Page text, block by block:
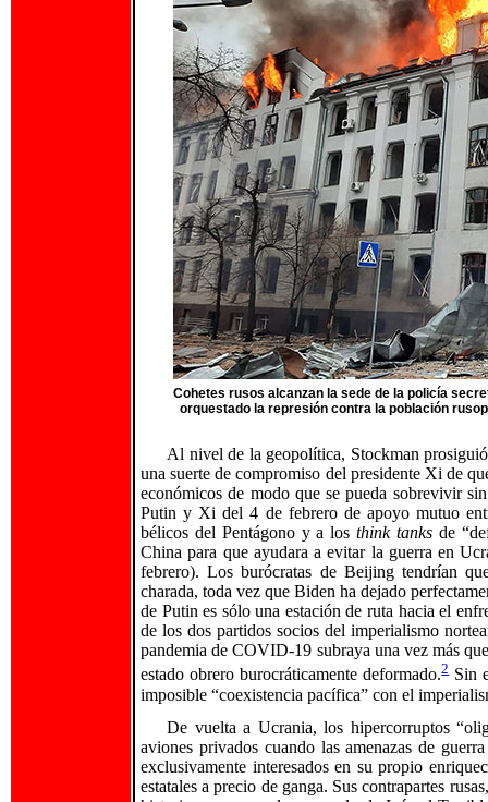
Cohetes rusos alcanzan la sede de la policía
orquestado la represión contra la población
Al nivel de la geopolítica, Stockman
una suerte de compromiso del presidente Xi de
económicos de modo que se pueda sobrevivir
Putin y Xi del 4 de febrero de apoyo mutuo
bélicos del Pentágono y a losthink tanks de
China para que ayudara a evitar la guerra en
febrero). Los burócratas de Beijing tendrían
charada, toda vez que Biden ha dejado
de Putin es sólo una estación de ruta hacia el
de los dos partidos socios del imperialismo
pandemia de COVID-19 subraya una vez más
estado obrero burocráticamente deformado.2Sin
imposible “coexistencia pacífica” con el
De vuelta a Ucrania, los hipercorruptos
aviones privados cuando las amenazas de
exclusivamente interesados en su propio
estatales a precio de ganga. Sus contrapartes